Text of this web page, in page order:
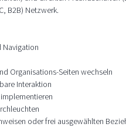
B2B) Netzwerk.
Navigation
Organisations-Seiten wechseln
Interaktion
oder frei ausgewählten